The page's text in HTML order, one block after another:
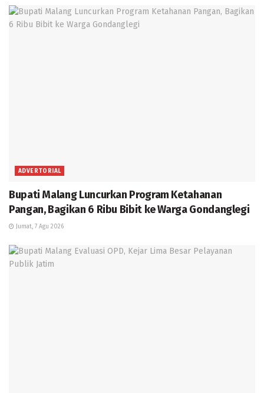
ADVERTORIAL
Bupati Malang Luncurkan Program Ketahanan
Pangan, Bagikan 6 Ribu Bibit ke Warga Gondanglegi
Jumat, 7 Agu 2026